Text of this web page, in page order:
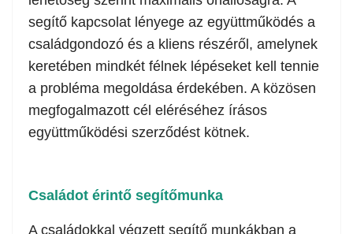
segítő kapcsolat lényege az együttműködés a
családgondozó és a kliens részéről, amelynek
keretében mindkét félnek lépéseket kell tennie
a probléma megoldása érdekében. A közösen
megfogalmazott cél eléréséhez írásos
együttműködési szerződést kötnek.
Családot érintő segítőmunka
A családokkal végzett segítő munkákban a